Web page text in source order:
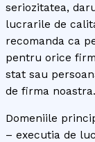
seriozitatea,
lucrarile de
recomanda ca
pentru orice
stat sau
de firma noastra.
Domeniile
– executia de